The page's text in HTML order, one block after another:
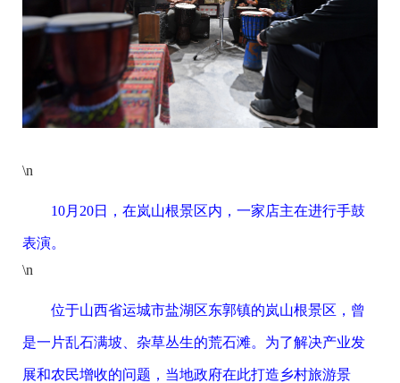
\n
10月20日，在岚山根景区内，一家店主在进行手鼓
表演。
\n
位于山西省运城市盐湖区东郭镇的岚山根景区，曾
是一片乱石满坡、杂草丛生的荒石滩。为了解决产业发
展和农民增收的问题，当地政府在此打造乡村旅游景